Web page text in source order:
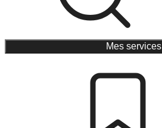
Mes services